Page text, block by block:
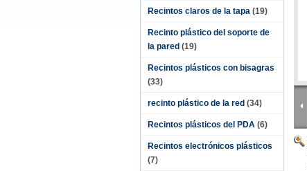
Recintos claros de la tapa (19)
Recinto plástico del soporte de
la pared (19)
Recintos plásticos con bisagras
(33)
recinto plástico de la red (34)
Recintos plásticos del PDA (6)
Recintos electrónicos plásticos
(7)